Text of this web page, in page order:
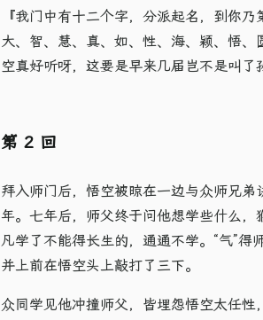
『我门中有十二个字，分派起名，到你乃
大、智、慧、真、如、性、海、颖、悟
空真好听呀，这要是早来几届岂不是叫了
第 2 回
拜入师门后，悟空被晾在一边与众师兄
年。七年后，师父终于问他想学些什么，
凡学了不能得长生的，通通不学。“气”得
并上前在悟空头上敲打了三下。
众同学见他冲撞师父，皆埋怨悟空太任性